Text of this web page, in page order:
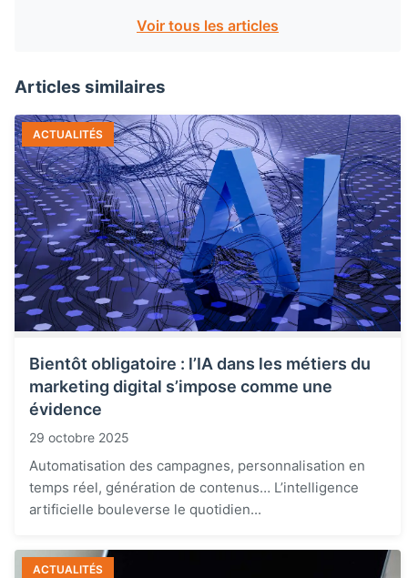
Voir tous les articles
Articles similaires
ACTUALITÉS
Bientôt obligatoire : l’IA dans les métiers du
marketing digital s’impose comme une
évidence
29 octobre 2025
Automatisation des campagnes, personnalisation en
temps réel, génération de contenus… L’intelligence
artificielle bouleverse le quotidien...
ACTUALITÉS